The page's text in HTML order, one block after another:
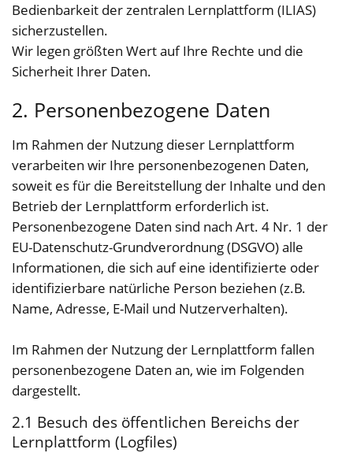
Bedienbarkeit der zentralen Lernplattform (ILIAS)
sicherzustellen.
Wir legen größten Wert auf Ihre Rechte und die
Sicherheit Ihrer Daten.
2. Personenbezogene Daten
Im Rahmen der Nutzung dieser Lernplattform
verarbeiten wir Ihre personenbezogenen Daten,
soweit es für die Bereitstellung der Inhalte und den
Betrieb der Lernplattform erforderlich ist.
Personenbezogene Daten sind nach Art. 4 Nr. 1 der
EU-Datenschutz-Grundverordnung (DSGVO) alle
Informationen, die sich auf eine identifizierte oder
identifizierbare natürliche Person beziehen (z.B.
Name, Adresse, E-Mail und Nutzerverhalten).
Im Rahmen der Nutzung der Lernplattform fallen
personenbezogene Daten an, wie im Folgenden
dargestellt.
2.1 Besuch des öffentlichen Bereichs der
Lernplattform (Logfiles)